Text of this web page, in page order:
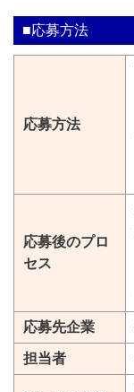
■応募方法
応募方法
応募後のプロ
セス
応募先企業
担当者